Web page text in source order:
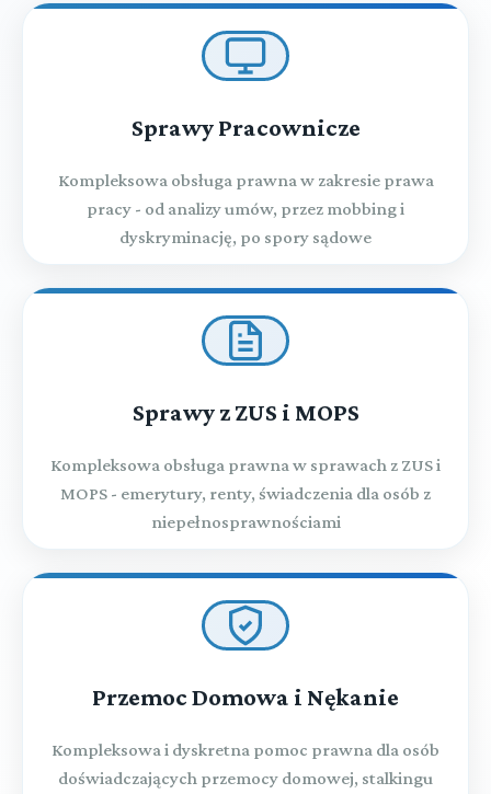
Sprawy Pracownicze
Kompleksowa obsługa prawna w zakresie prawa
pracy - od analizy umów, przez mobbing i
dyskryminację, po spory sądowe
Sprawy z ZUS i MOPS
Kompleksowa obsługa prawna w sprawach z ZUS i
MOPS - emerytury, renty, świadczenia dla osób z
niepełnosprawnościami
Przemoc Domowa i Nękanie
Kompleksowa i dyskretna pomoc prawna dla osób
doświadczających przemocy domowej, stalkingu